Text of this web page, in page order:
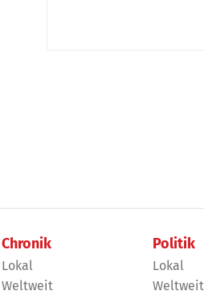
Chronik
Lokal
Weltweit
Politik
Lokal
Weltweit